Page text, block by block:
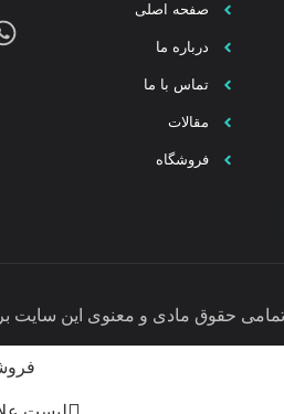
صفحه اصلی
درباره ما
تماس با ما
مقالات
فروشگاه
تمامی حقوق مادی و معنوی این سایت